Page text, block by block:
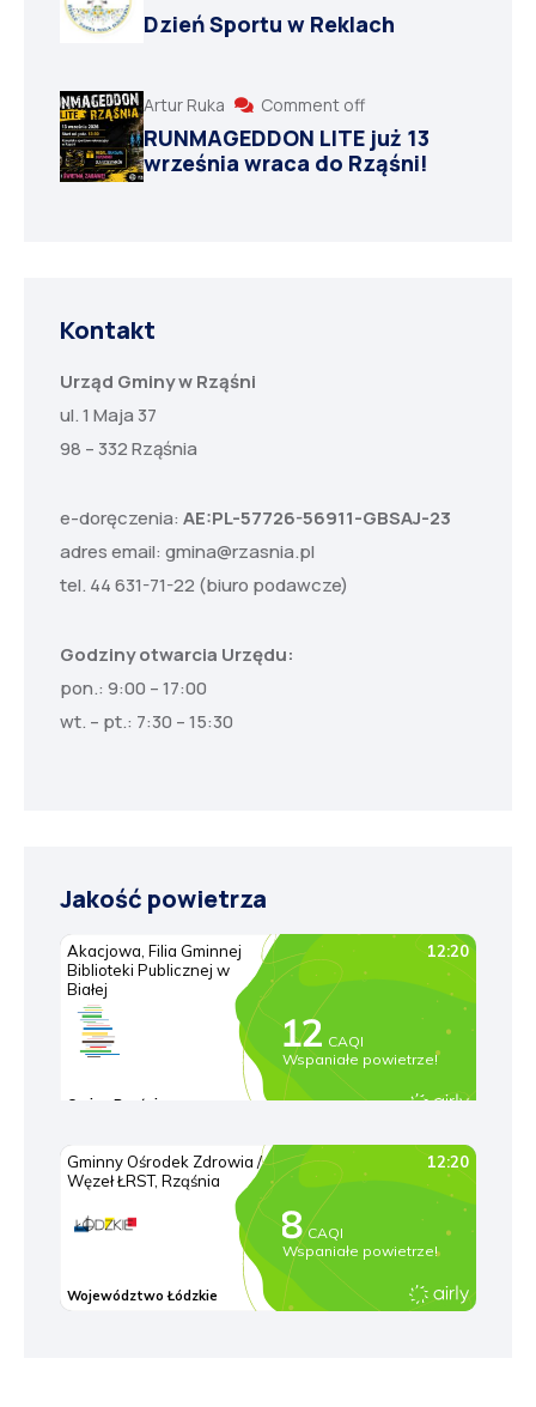
Dzień Sportu w Reklach
Artur Ruka Comment off
RUNMAGEDDON LITE już 13
września wraca do Rząśni!
Kontakt
Urząd Gminy w Rząśni
ul. 1 Maja 37
98 – 332 Rząśnia
e-doręczenia: AE:PL-57726-56911-GBSAJ-23
adres email: gmina@rzasnia.pl
tel. 44 631-71-22 (biuro podawcze)
Godziny otwarcia Urzędu:
pon.: 9:00 – 17:00
wt. – pt.: 7:30 – 15:30
Jakość powietrza